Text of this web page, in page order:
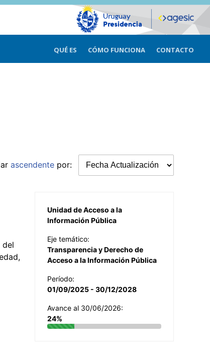
QUÉ ES CÓMO FUNCIONA CONTACTO
ascendente por:
del
Unidad de Acceso a la
Información Pública
Eje temático:
Transparencia y Derecho de
Acceso a la Información Pública
Período:
01/09/2025 - 30/12/2028
Avance al 30/06/2026:
24%